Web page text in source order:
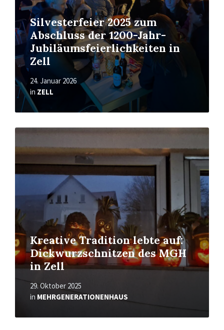
Silvesterfeier 2025 zum
Abschluss der 1200-Jahr-
Jubiläumsfeierlichkeiten in
Zell
24. Januar 2026
in ZELL
Kreative Tradition lebte auf:
Dickwurzschnitzen des MGH
in Zell
29. Oktober 2025
in MEHRGENERATIONENHAUS
Read